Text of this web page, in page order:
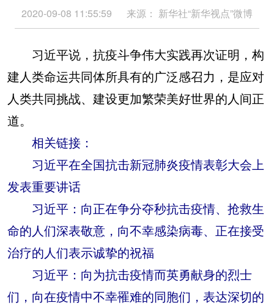
2020-09-08 11:55:59 来源： 新华社“新华视点”微博
习近平说，抗疫斗争伟大实践再次证明，构
建人类命运共同体所具有的广泛感召力，是应对
人类共同挑战、建设更加繁荣美好世界的人间正
道。 ​​​​
相关链接：
习近平在全国抗击新冠肺炎疫情表彰大会上
发表重要讲话
习近平：向正在争分夺秒抗击疫情、抢救生
命的人们深表敬意，向不幸感染病毒、正在接受
治疗的人们表示诚挚的祝福
习近平：向为抗击疫情而英勇献身的烈士
们，向在疫情中不幸罹难的同胞们，表达深切的